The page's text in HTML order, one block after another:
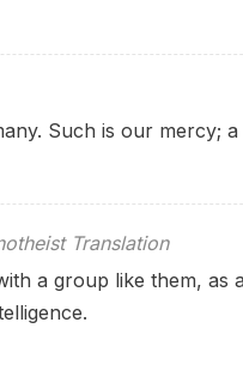
Such is our mercy;
Translation
a group like them, as